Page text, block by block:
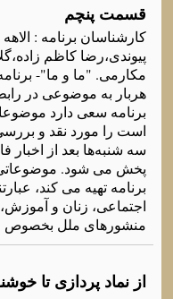
قسمت پنچم
کارشناسان برنامه‌ :
پیوندی،رضا کاظم
مکارمی. "ما و ما"-
هربار به‌ موضوعی در
برنامه‌ سعی دارد
است را مورد نقد و
سه‌ شنبه‌ها بعد از اخبار
پخش می شود. موضوعاتی
برنامه‌ تهیه‌ می کند،
اجتماعی، زنان و
منشورهای ملل بخصوص
از نماد پردازی تا